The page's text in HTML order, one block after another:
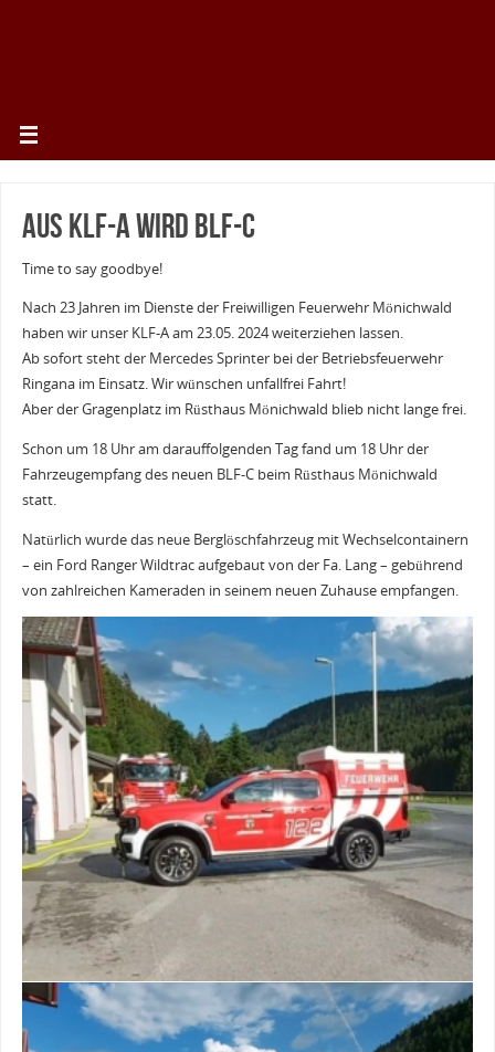
aus KLF-A wird BLF-C
Time to say goodbye!
Nach 23 Jahren im Dienste der Freiwilligen Feuerwehr Mönichwald
haben wir unser KLF-A am 23.05. 2024 weiterziehen lassen.
Ab sofort steht der Mercedes Sprinter bei der Betriebsfeuerwehr
Ringana im Einsatz. Wir wünschen unfallfrei Fahrt!
Aber der Gragenplatz im Rüsthaus Mönichwald blieb nicht lange frei.
Schon um 18 Uhr am darauffolgenden Tag fand um 18 Uhr der
Fahrzeugempfang des neuen BLF-C beim Rüsthaus Mönichwald
statt.
Natürlich wurde das neue Berglöschfahrzeug mit Wechselcontainern
– ein Ford Ranger Wildtrac aufgebaut von der Fa. Lang – gebührend
von zahlreichen Kameraden in seinem neuen Zuhause empfangen.